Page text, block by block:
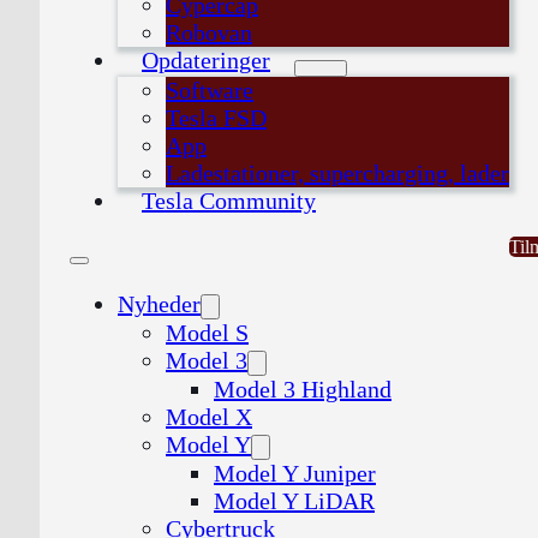
Robovan
Opdateringer
Software
Tesla FSD
App
Ladestationer, supercharging, lader
Tesla Community
Nyheder
Model S
Model 3
Model 3 Highland
Model X
Model Y
Model Y Juniper
Model Y LiDAR
Cybertruck